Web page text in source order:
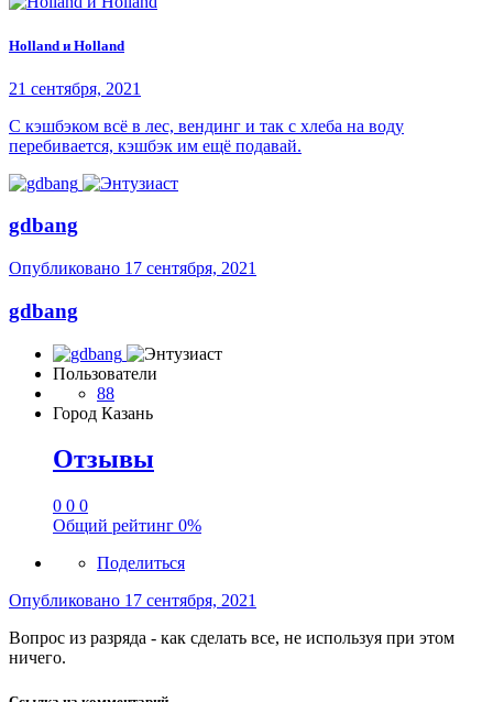
Holland и Holland
21 сентября, 2021
С кэшбэком всё в лес, вендинг и так с хлеба на воду
перебивается, кэшбэк им ещё подавай.
gdbang
Опубликовано 17 сентября, 2021
gdbang
Пользователи
88
Город Казань
Отзывы
0 0 0
Общий рейтинг 0%
Поделиться
Опубликовано 17 сентября, 2021
Вопрос из разряда - как сделать все, не используя при этом
ничего.